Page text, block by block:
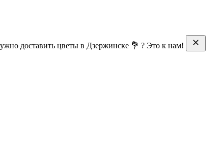
доставить цветы в Дзержинске 💐 ? Это к нам!